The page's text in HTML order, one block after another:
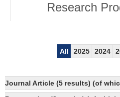
Research
All 2025 2024
Journal Article (5 results) (of